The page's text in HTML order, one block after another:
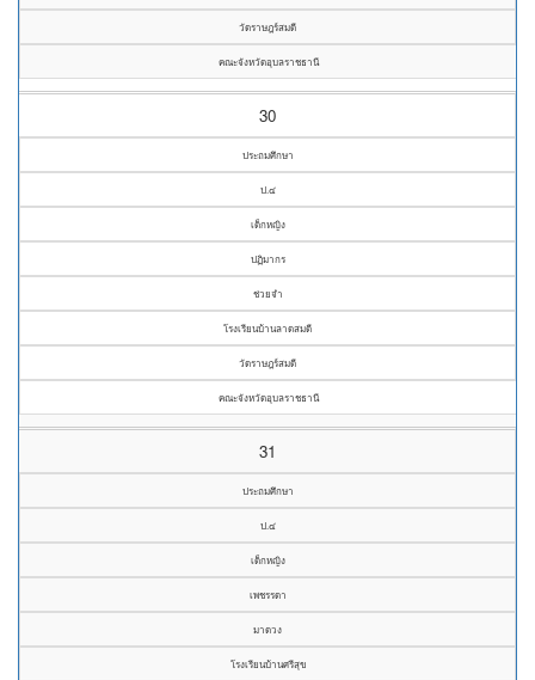
วัดราษฎร์สมดี
คณะจังหวัดอุบลราชธานี
30
ประถมศึกษา
ป.๔
เด็กหญิง
ปฏิมากร
ช่วยจำ
โรงเรียนบ้านลาดสมดี
วัดราษฎร์สมดี
คณะจังหวัดอุบลราชธานี
31
ประถมศึกษา
ป.๔
เด็กหญิง
เพชรรดา
มาดวง
โรงเรียนบ้านศรีสุข